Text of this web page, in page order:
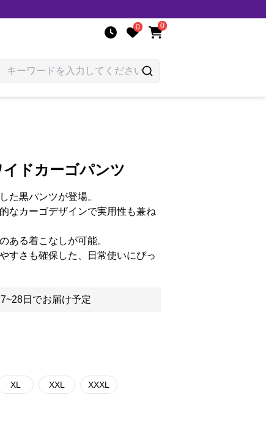
0 0
ドカーゴパンツ
た黒パンツが登場。
なカーゴデザインで実用性も兼ね
ある着こなしが可能。
すさも確保した、日常使いにぴっ
日でお届け予定
XL XXL XXXL